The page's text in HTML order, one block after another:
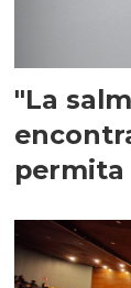
"La
permita